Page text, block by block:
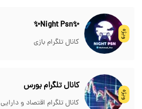
ویژه
✨Night Psn✨
کانال تلگرام بازی
ویژه
کانال تلگرام بورس
کانال تلگرام اقتصاد و دارایی